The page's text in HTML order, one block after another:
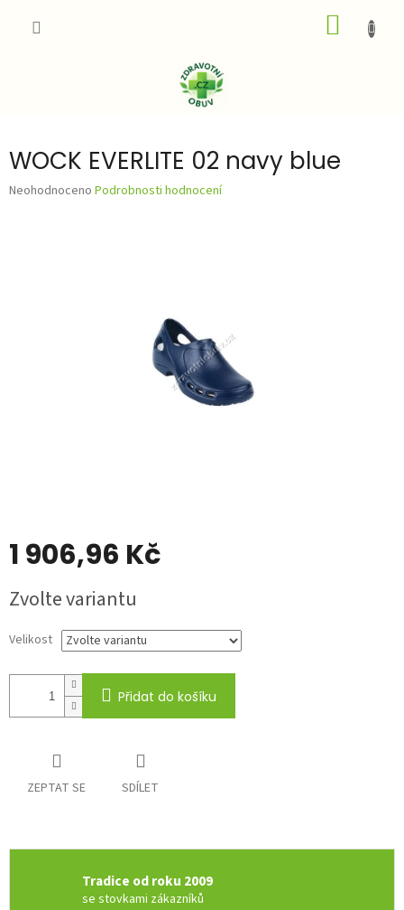
KOŠÍK
WOCK EVERLITE 02 navy blue
Průměrné
Neohodnoceno Podrobnosti hodnocení
1 906,96 Kč
cena:
Zvolte variantu
Velikost
Přidat do košíku
ZEPTAT SE SDÍLET
Tradice od roku 2009
se stovkami zákazníků